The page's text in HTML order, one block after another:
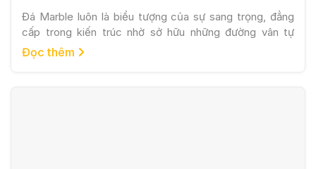
Đá Marble luôn là biểu tượng của sự sang trọng, đẳng
cấp trong kiến trúc nhờ sở hữu những đường vân tự
nhiên độc bản và màu sắc tinh tế. Tuy nhiên, do đặc tính
tự nhiên có độ xốp và giòn hơn đá Granite, việc gia công
Đọc thêm